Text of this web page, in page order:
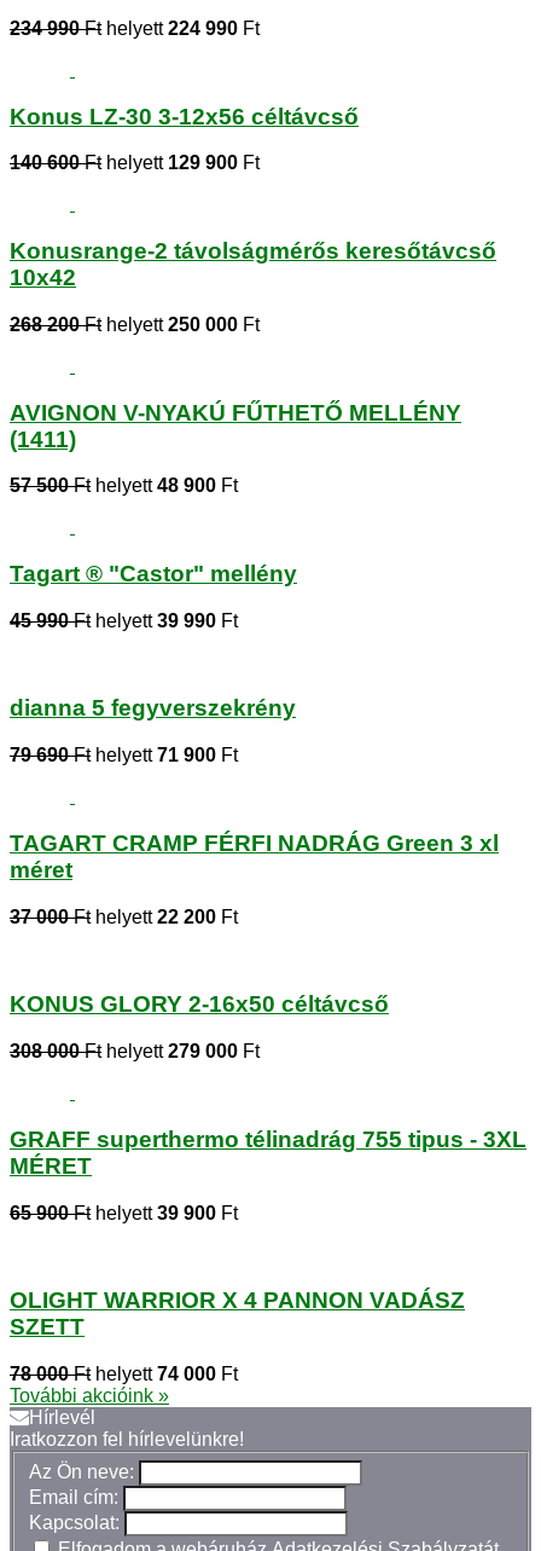
234 990 Fthelyett224 990 Ft
Konus LZ-30 3-12x56 céltávcső
140 600 Fthelyett 129 900 Ft
Konusrange-2 távolságmérős keresőtávcső
10x42
268 200 Fthelyett250 000 Ft
AVIGNON V-NYAKÚ FŰTHETŐ MELLÉNY
(1411)
57 500 Fthelyett48 900 Ft
Tagart ® "Castor" mellény
45 990 Fthelyett39 990 Ft
dianna 5 fegyverszekrény
79 690 Fthelyett71 900 Ft
TAGART CRAMP FÉRFI NADRÁG Green 3 xl
méret
37 000 Fthelyett22 200 Ft
KONUS GLORY 2-16x50 céltávcső
308 000 Fthelyett279 000 Ft
GRAFF superthermo télinadrág 755 tipus - 3XL
MÉRET
65 900 Fthelyett39 900 Ft
OLIGHT WARRIOR X 4 PANNON VADÁSZ
SZETT
78 000 Fthelyett74 000 Ft
További akcióink »
Hírlevél
Iratkozzon fel hírlevelünkre!
Az Ön neve:
Email cím:
Kapcsolat: